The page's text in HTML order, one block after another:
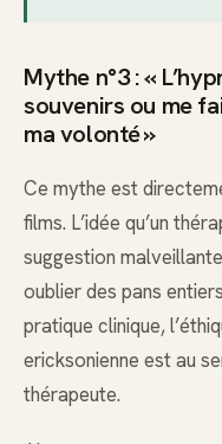
Mythe n°3 : «
souvenirs ou me
ma volonté »
Ce mythe est
films. L’idée qu’un
suggestion
oublier des pans
pratique clinique,
ericksonienne est au
thérapeute.